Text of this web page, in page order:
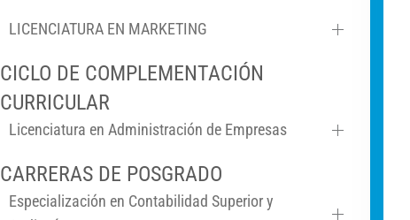
LICENCIATURA EN MARKETING
CICLO DE COMPLEMENTACIÓN
CURRICULAR
Licenciatura en Administración de Empresas
CARRERAS DE POSGRADO
Especialización en Contabilidad Superior y